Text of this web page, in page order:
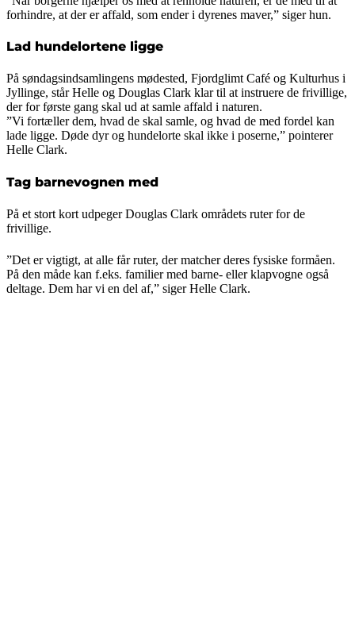
forhindre, at der er affald, som ender i dyrenes maver,” siger hun.
Lad hundelortene ligge
På søndagsindsamlingens mødested, Fjordglimt Café og Kulturhus i
Jyllinge, står Helle og Douglas Clark klar til at instruere de frivillige,
der for første gang skal ud at samle affald i naturen.
”Vi fortæller dem, hvad de skal samle, og hvad de med fordel kan
lade ligge. Døde dyr og hundelorte skal ikke i poserne,” pointerer
Helle Clark.
Tag barnevognen med
På et stort kort udpeger Douglas Clark områdets ruter for de
frivillige.
”Det er vigtigt, at alle får ruter, der matcher deres fysiske formåen.
På den måde kan f.eks. familier med barne- eller klapvogne også
deltage. Dem har vi en del af,” siger Helle Clark.